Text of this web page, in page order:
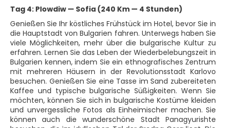
Tag 4: Plowdiw — Sofia (240 Km — 4 Stunden)
Genießen Sie Ihr köstliches Frühstück im Hotel, bevor Sie in
die Hauptstadt von Bulgarien fahren. Unterwegs haben Sie
viele Möglichkeiten, mehr über die bulgarische Kultur zu
erfahren. Lernen Sie das Leben der Wiederbelebungszeit in
Bulgarien kennen, indem Sie ein ethnografisches Zentrum
mit mehreren Häusern in der Revolutionsstadt Karlovo
besuchen. Genießen Sie eine Tasse im Sand zubereiteten
Kaffee und typische bulgarische Süßigkeiten. Wenn Sie
möchten, können Sie sich in bulgarische Kostüme kleiden
und unvergessliche Fotos als Einheimischer machen. Sie
können auch die wunderschöne Stadt Panagyurishte